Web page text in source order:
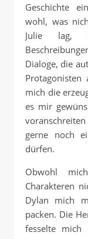
Geschichte
wohl, was
Julie lag,
Dialoge, die
Protagonisten
mich die
es mir
gerne noch
dürfen.
Obwohl
Charakteren
Dylan mich
packen. Die
fesselte